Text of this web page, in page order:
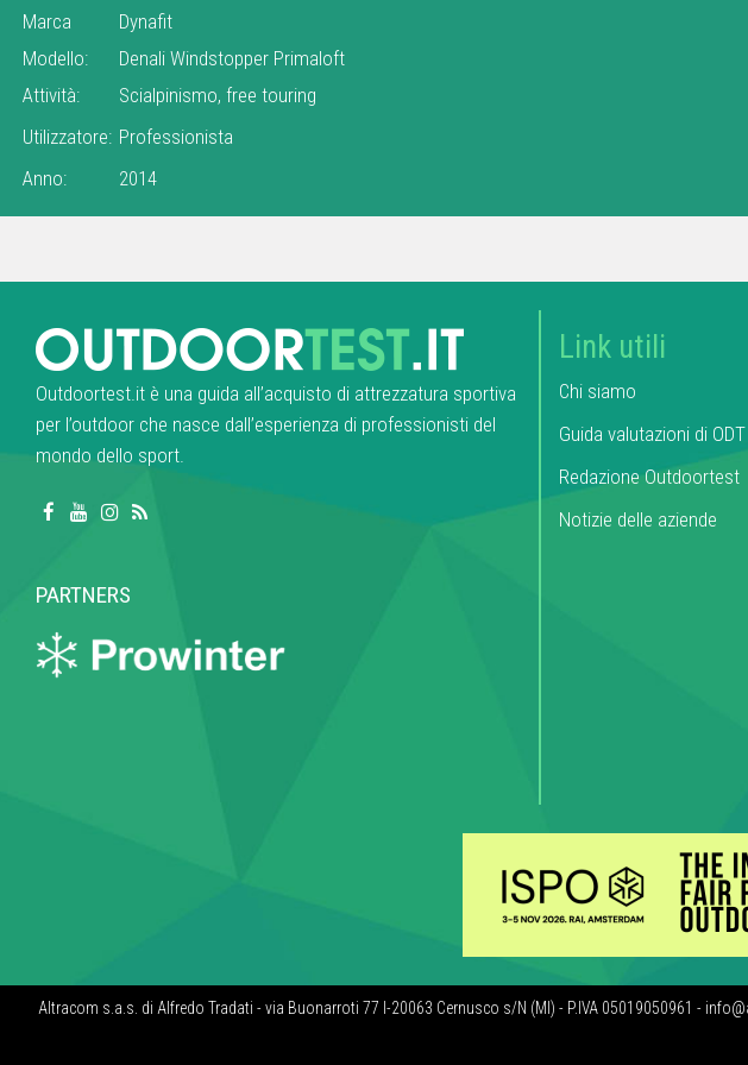
Marca
Dynafit
Modello:
Denali Windstopper Primaloft
Attività:
Scialpinismo, free touring
Utilizzatore: Professionista
Anno:
2014
Outdoortest.it è una guida all’acquisto di attrezzatura sportiva
per l’outdoor che nasce dall’esperienza di professionisti del
mondo dello sport.
PARTNERS
Link utili
Chi siamo
Guida valutazioni di ODT
Redazione Outdoortest
Notizie delle aziende
Altracom s.a.s. di Alfredo Tradati - via Buonarroti 77 I-20063 Cernusco s/N (MI) - P.IVA 05019050961 -